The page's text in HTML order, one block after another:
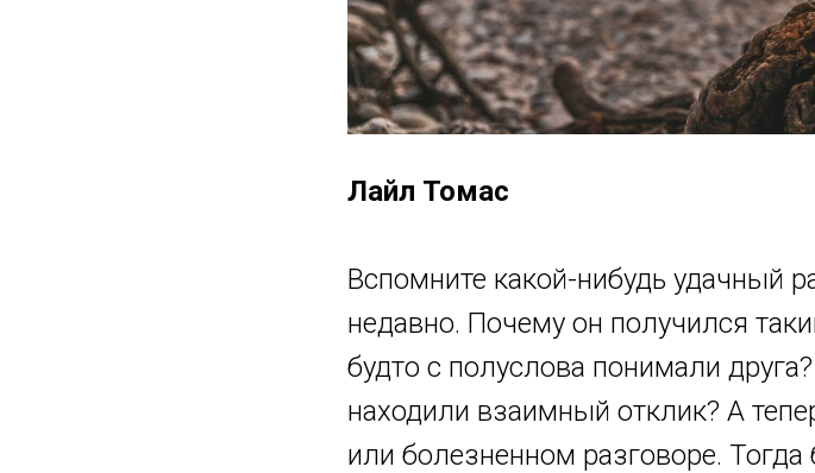
Лайл Томас
Вспомните какой-нибудь удачный
недавно. Почему он получился
будто с полуслова понимали
находили взаимный отклик? А
или болезненном разговоре.